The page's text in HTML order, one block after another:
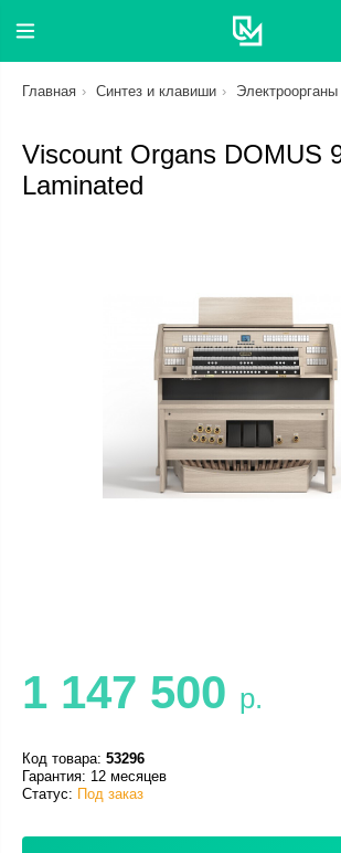
Главная Синтез и клавиши Электроорганы
Viscount Organs DOMUS
Laminated
1 147 500 р.
Код товара: 53296
Гарантия: 12 месяцев
Статус: Под заказ